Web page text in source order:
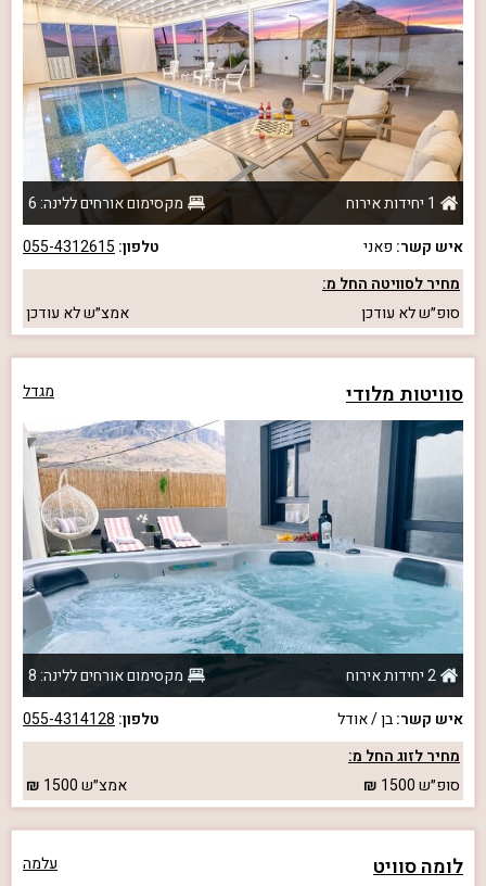
1 יחידות אירוח
מקסימום אורחים ללינה: 6
איש קשר: פאני טלפון: 055-4312615
מחיר לסוויטה החל מ:
סופ״שלא עודכן אמצ״שלא עודכן
סוויטות מלודי מגדל
2 יחידות אירוח
מקסימום אורחים ללינה: 8
איש קשר:בן / אודל טלפון: 055-4314128
מחיר לזוג החל מ:
סופ״ש1500 אמצ״ש1500
לומה סוויט עלמה